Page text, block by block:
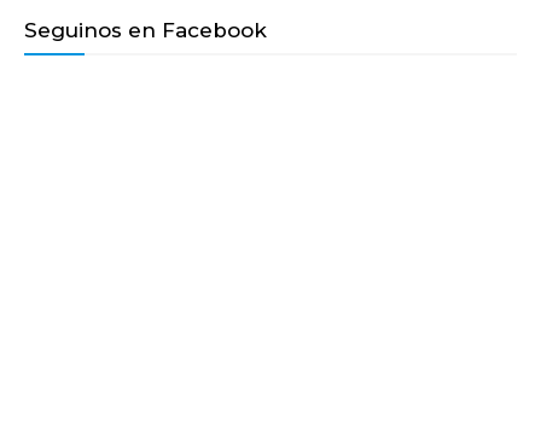
Seguinos en Facebook